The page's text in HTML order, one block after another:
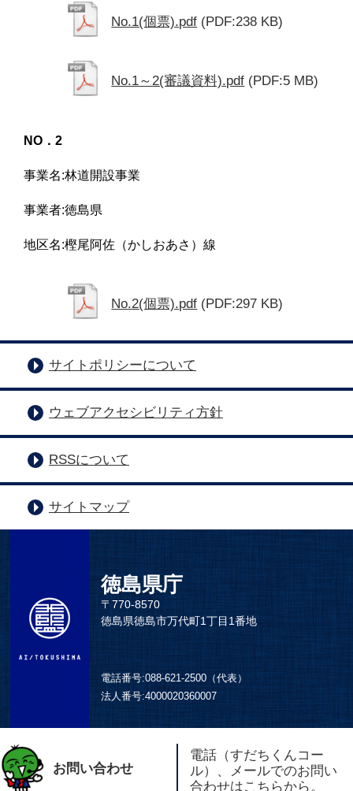
No.1(個票).pdf (PDF:238 KB)
No.1～2(審議資料).pdf (PDF:5 MB)
NO．2
事業名:林道開設事業
事業者:徳島県
地区名:樫尾阿佐（かしおあさ）線
No.2(個票).pdf (PDF:297 KB)
サイトポリシーについて
ウェブアクセシビリティ方針
RSSについて
サイトマップ
徳島県庁
〒770-8570
徳島県徳島市万代町1丁目1番地
電話番号:088-621-2500（代表）
法人番号:4000020360007
お問い合わせ
電話（すだちくんコー
ル）、メールでのお問い
合わせはこちらから。